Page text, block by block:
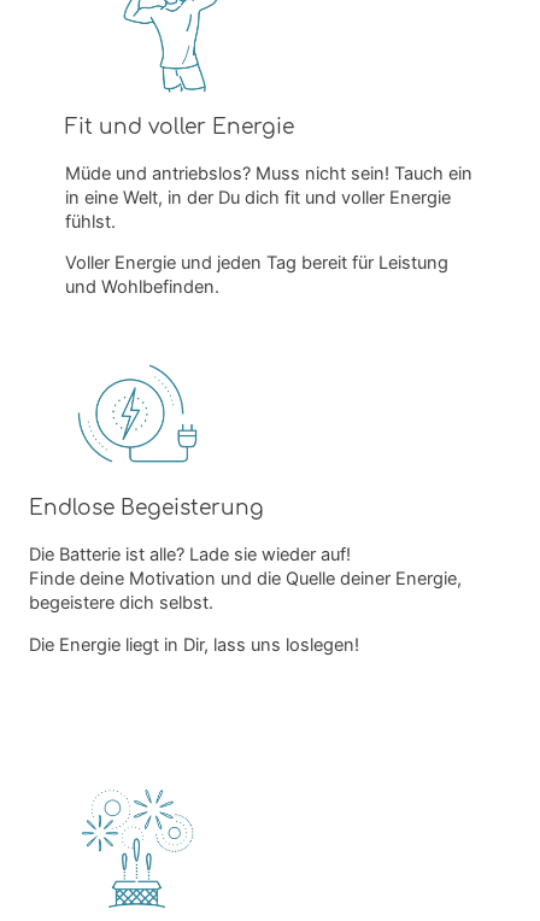
Fit und voller Energie
Müde und antriebslos? Muss nicht sein! Tauch ein
in eine Welt, in der Du dich fit und voller Energie
fühlst.
Voller Energie und jeden Tag bereit für Leistung
und Wohlbefinden.
Endlose Begeisterung
Die Batterie ist alle? Lade sie wieder auf!
Finde deine Motivation und die Quelle deiner Energie,
begeistere dich selbst.
Die Energie liegt in Dir, lass uns loslegen!